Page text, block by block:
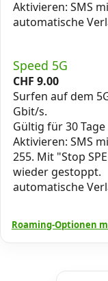
Aktivieren: SMS
automatische
Speed 5G
CHF 9.00
Surfen auf dem
Gbit/s.
Gültig für 30 Tage
Aktivieren: SMS
255. Mit "Stop
wieder gestoppt.
automatische
Roaming-Optionen